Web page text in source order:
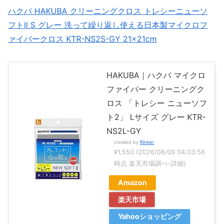
ハクバ HAKUBA クリーニングクロス トレシーニューソ
フトII S グレー 洗って繰り返し使える日本製マイクロフ
ァイバークロス KTR-NS2S-GY 21×21cm
HAKUBA｜ハクバ マイクロ
ファイバー クリーニングク
ロス 「トレシー ニューソフ
ト2」 Lサイズ グレー KTR-
NS2L-GY
created by Rinker
¥1,550 (2026/08/09 04:03:56
時点 楽天市場調べ-詳細)
Amazon
楽天市場
Yahooショッピング